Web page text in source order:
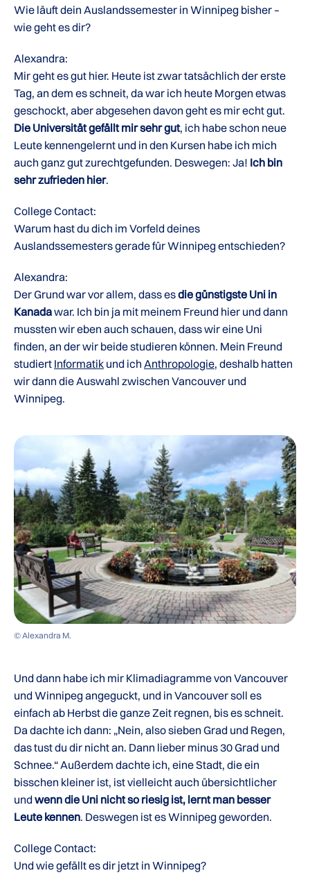
Wie läuft dein Auslandssemester in Winnipeg bisher –
wie geht es dir?
Alexandra:
Mir geht es gut hier. Heute ist zwar tatsächlich der erste
Tag, an dem es schneit, da war ich heute Morgen etwas
geschockt, aber abgesehen davon geht es mir echt gut.
Die Universität gefällt mir sehr gut, ich habe schon neue
Leute kennengelernt und in den Kursen habe ich mich
auch ganz gut zurechtgefunden. Deswegen: Ja! Ich bin
sehr zufrieden hier.
College Contact:
Warum hast du dich im Vorfeld deines
Auslandssemesters gerade für Winnipeg entschieden?
Alexandra:
Der Grund war vor allem, dass esdie günstigste Uni in
Kanadawar. Ich bin ja mit meinem Freund hier und dann
mussten wir eben auch schauen, dass wir eine Uni
finden, an der wir beide studieren können. Mein Freund
studiert Informatik und ich Anthropologie, deshalb hatten
wir dann die Auswahl zwischen Vancouver und
Winnipeg.
© Alexandra M.
Und dann habe ich mir Klimadiagramme von Vancouver
und Winnipeg angeguckt, und in Vancouver soll es
einfach ab Herbst die ganze Zeit regnen, bis es schneit.
Da dachte ich dann: „Nein, also sieben Grad und Regen,
das tust du dir nicht an. Dann lieber minus 30 Grad und
Schnee.“ Außerdem dachte ich, eine Stadt, die ein
bisschen kleiner ist, ist vielleicht auch übersichtlicher
und wenn die Uni nicht so riesig ist, lernt man besser
Leute kennen. Deswegen ist es Winnipeg geworden.
College Contact:
Und wie gefällt es dir jetzt in Winnipeg?